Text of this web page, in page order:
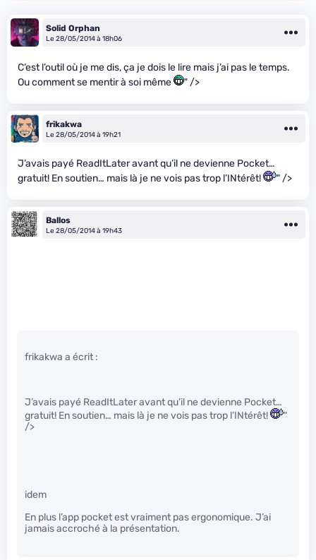
Solid Orphan
Le 28/05/2014 à 18h06
C’est l’outil où je me dis, ça je dois le lire mais j’ai pas le temps.
Ou comment se mentir à soi même
" />
frikakwa
Le 28/05/2014 à 19h21
J’avais payé ReadItLater avant qu’il ne devienne Pocket…
gratuit! En soutien… mais là je ne vois pas trop l’INtérêt!
" />
Ballos
Le 28/05/2014 à 19h43
frikakwa a écrit :
J’avais payé ReadItLater avant qu’il ne devienne Pocket…
gratuit! En soutien… mais là je ne vois pas trop l’INtérêt!
"
/>
idem
En plus l’app pocket est vraiment pas ergonomique. J’ai
jamais accroché à la présentation.